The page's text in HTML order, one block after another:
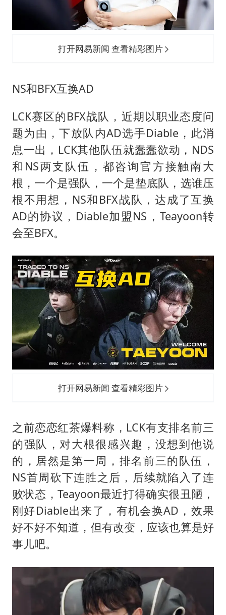
打开网易新闻 查看精彩图片
NS和BFX互换AD
LCK赛区的BFX战队，近期以职业态度问
题为由，下放队内AD选手Diable，此消
息一出，LCK其他队伍就蠢蠢欲动，NDS
和NS两支队伍，都咨询官方接触南大
根，一个是强队，一个是垫底队，选谁压
根不用想，NS和BFX战队，达成了互换
AD的协议，Diable加盟NS，Teayoon转
会至BFX。
打开网易新闻 查看精彩图片
之前恋恋红茶爆料称，LCK有支排名前三
的强队，对大根很感兴趣，没想到他说
的，居然是第一周，排名前三的队伍，
NS首周砍下连胜之后，后续就陷入了连
败状态，Teayoon最近打得确实很丑陋，
刚好Diable出来了，有机会换AD，效果
好不好不知道，但有改变，应该也算是好
事儿吧。